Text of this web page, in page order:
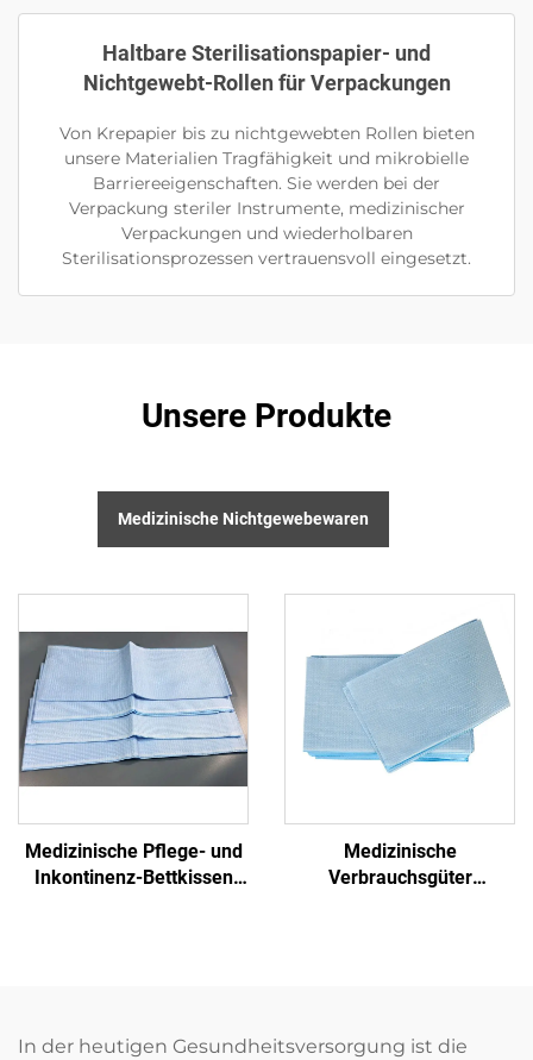
Haltbare Sterilisationspapier- und
Nichtgewebt-Rollen für Verpackungen
Von Krepapier bis zu nichtgewebten Rollen bieten
unsere Materialien Tragfähigkeit und mikrobielle
Barriereeigenschaften. Sie werden bei der
Verpackung steriler Instrumente, medizinischer
Verpackungen und wiederholbaren
Sterilisationsprozessen vertrauensvoll eingesetzt.
Unsere Produkte
Medizinische Nichtgewebewaren
Medizinische Pflege- und
Inkontinenz-Bettkissen
Medizinische
Verbrauchsgüter
In der heutigen Gesundheitsversorgung ist die